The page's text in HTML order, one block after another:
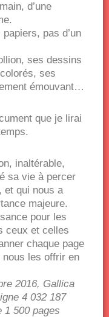
d’une
papiers, pas d’un
ses dessins
ses
émouvant…
que je lirai
inaltérable,
sa vie à percer
et qui nous a
majeure.
pour les
ceux et celles
chaque page
nous les offrir en
2016, Gallica
4 032 187
1 500 pages